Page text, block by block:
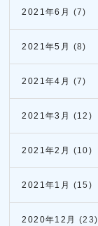
2021年6月 (7)
2021年5月 (8)
2021年4月 (7)
2021年3月 (12)
2021年2月 (10)
2021年1月 (15)
2020年12月 (23)